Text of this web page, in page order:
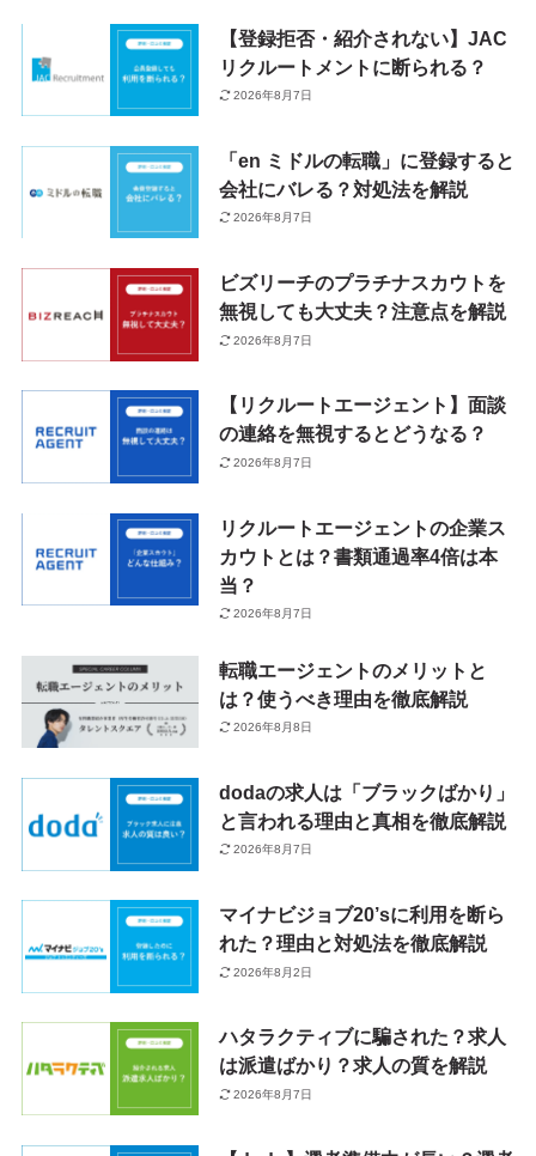
【登録拒否・紹介されない】JAC
リクルートメントに断られる？
2026年8月7日
「en ミドルの転職」に登録すると
会社にバレる？対処法を解説
2026年8月7日
ビズリーチのプラチナスカウトを
無視しても大丈夫？注意点を解説
2026年8月7日
【リクルートエージェント】面談
の連絡を無視するとどうなる？
2026年8月7日
リクルートエージェントの企業ス
カウトとは？書類通過率4倍は本
当？
2026年8月7日
転職エージェントのメリットと
は？使うべき理由を徹底解説
2026年8月8日
dodaの求人は「ブラックばかり」
と言われる理由と真相を徹底解説
2026年8月7日
マイナビジョブ20’sに利用を断ら
れた？理由と対処法を徹底解説
2026年8月2日
ハタラクティブに騙された？求人
は派遣ばかり？求人の質を解説
2026年8月7日